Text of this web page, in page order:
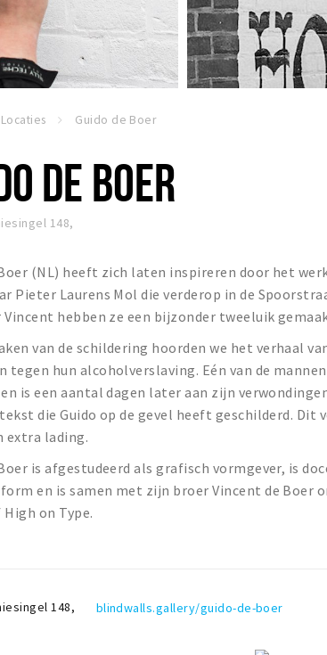
Locaties Guido de Boer
DE BOER
148,
(NL) heeft zich laten inspireren door het werk
Pieter Laurens Mol die verderop in de
hebben ze een bijzonder tweeluik
van de schildering hoorden we het verhaal
tegen hun alcoholverslaving. Eén van de
is een aantal dagen later aan zijn
die Guido op de gevel heeft geschilderd. Dit
extra lading.
is afgestudeerd als grafisch vormgever, is
en is samen met zijn broer Vincent de Boer
on Type.
148, blindwalls.gallery/guido-de-boer